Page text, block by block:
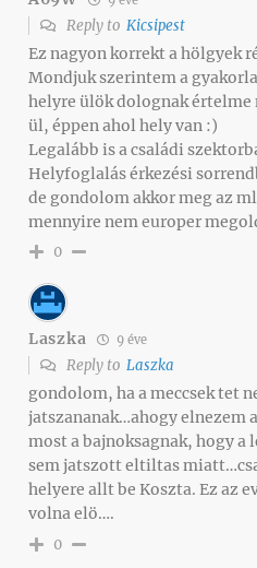
Reply to Kicsipest
Ez nagyon korrekt a hölgyek
Mondjuk szerintem a
helyre ülök dolognak értelme
ül, éppen ahol hely van :)
Legalább is a családi
Helyfoglalás érkezési
de gondolom akkor meg az
mennyire nem europer
0
Laszka 9 éve
Reply to Laszka
gondolom, ha a meccsek tet
jatszananak…ahogy elnezem
most a bajnoksagnak, hogy a
sem jatszott eltiltas
helyere allt be Koszta. Ez az
volna elö….
0